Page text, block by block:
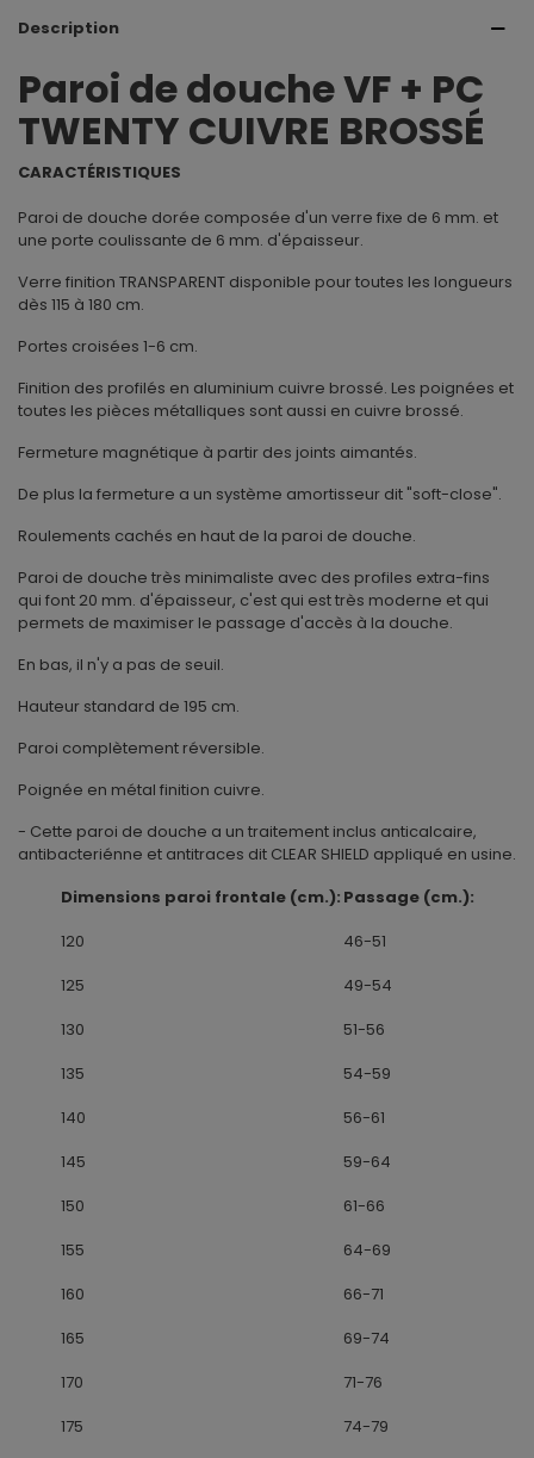
Description
Paroi de douche VF + PC
TWENTY CUIVRE BROSSÉ
CARACTÉRISTIQUES
Paroi de douche dorée composée d'un verre fixe de 6 mm. et
une porte coulissante de 6 mm. d'épaisseur.
Verre finition TRANSPARENT disponible pour toutes les longueurs
dès 115 à 180 cm.
Portes croisées 1-6 cm.
Finition des profilés en aluminium cuivre brossé. Les poignées et
toutes les pièces métalliques sont aussi en cuivre brossé.
Fermeture magnétique à partir des joints aimantés.
De plus la fermeture a un système amortisseur dit "soft-close".
Roulements cachés en haut de la paroi de douche.
Paroi de douche très minimaliste avec des profiles extra-fins
qui font 20 mm. d'épaisseur, c'est qui est très moderne et qui
permets de maximiser le passage d'accès à la douche.
En bas, il n'y a pas de seuil.
Hauteur standard de 195 cm.
Paroi complètement réversible.
Poignée en métal finition cuivre.
- Cette paroi de douche a un traitement inclus anticalcaire,
antibacteriénne et antitraces dit CLEAR SHIELD appliqué en usine.
Dimensions paroi frontale (cm.): Passage (cm.):
120
46-51
125
49-54
130
51-56
135
54-59
140
56-61
145
59-64
150
61-66
155
64-69
160
66-71
165
69-74
170
71-76
175
74-79